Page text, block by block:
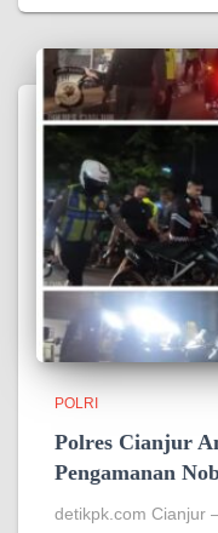
POLRI
Polres Cianjur
Pengamanan
detikpk.com Cianjur